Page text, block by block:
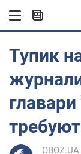
Тупик
OBOZ.UA